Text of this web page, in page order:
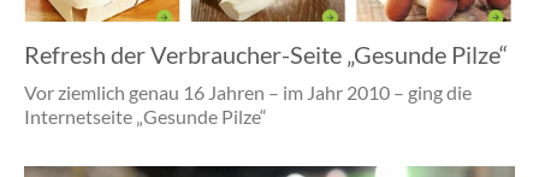
Refresh der Verbraucher-Seite „Gesunde Pilze“
Vor ziemlich genau 16 Jahren – im Jahr 2010 – ging die
Internetseite „Gesunde Pilze“